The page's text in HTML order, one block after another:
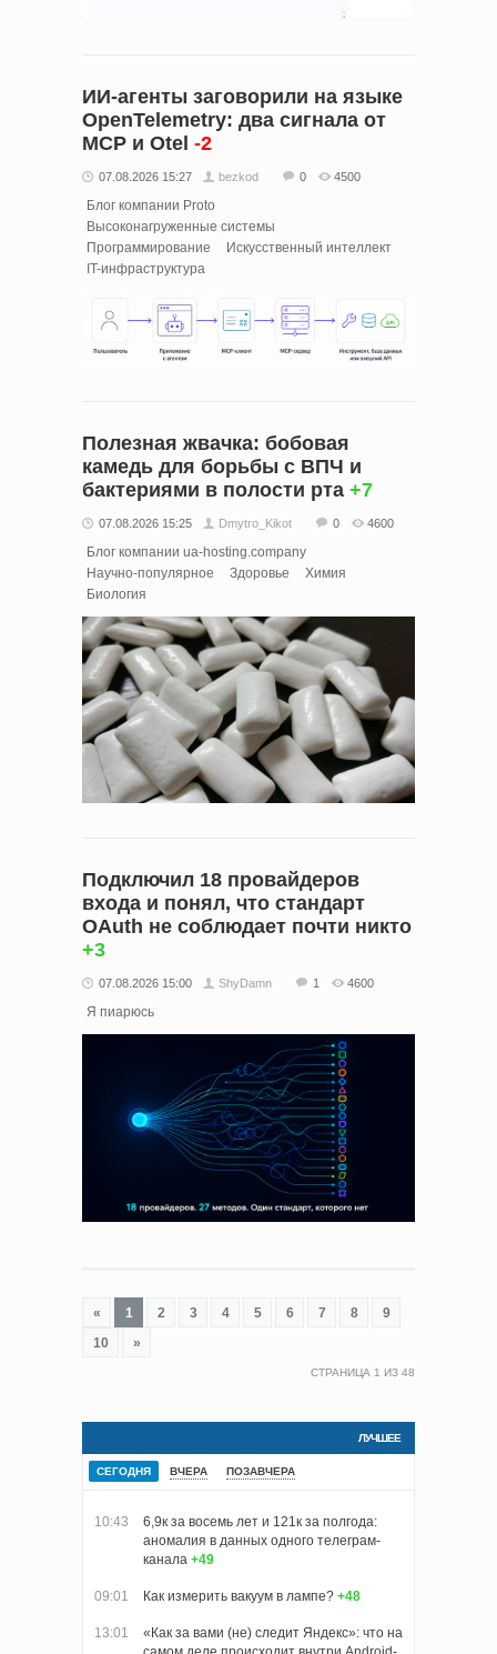
ИИ-агенты заговорили на языке
OpenTelemetry: два сигнала от
MCP и Otel -2
07.08.2026 15:27 bezkod 0 4500
Блог компании Proto
Высоконагруженные системы
Программирование
Искусственный интеллект
IT-инфраструктура
Полезная жвачка: бобовая
камедь для борьбы с ВПЧ и
бактериями в полости рта +7
07.08.2026 15:25 Dmytro_Kikot 0 4600
Блог компании ua-hosting.company
Научно-популярное
Здоровье
Химия
Биология
Подключил 18 провайдеров
входа и понял, что стандарт
OAuth не соблюдает почти никто
+3
07.08.2026 15:00 ShyDamn 1 4600
Я пиарюсь
« 1 2 3 4 5 6 7 8
9
10
»
СТРАНИЦА 1 ИЗ 48
ЛУЧШЕЕ
СЕГОДНЯ ВЧЕРА ПОЗАВЧЕРА
10:43
6,9к за восемь лет и 121к за полгода:
аномалия в данных одного телеграм-
канала +49
09:01 Как измерить вакуум в лампе? +48
13:01
«Как за вами (не) следит Яндекс»: что на